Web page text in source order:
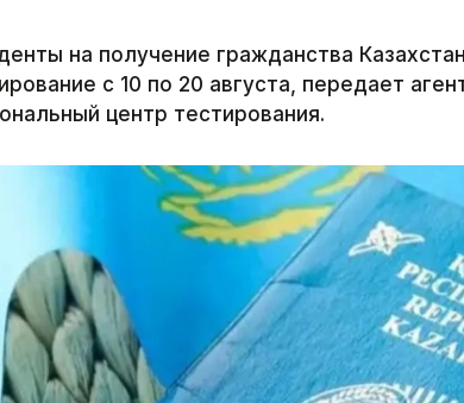
на получение гражданства
с 10 по 20 августа, передает
центр тестирования.